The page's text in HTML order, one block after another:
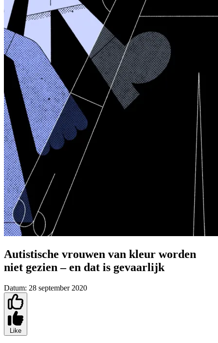
Autistische vrouwen van kleur worden
niet gezien – en dat is gevaarlijk
Datum: 28 september 2020
Like